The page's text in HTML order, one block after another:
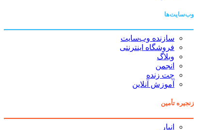
وب‌سایت‌ها
سازنده وب‌سایت
فروشگاه اینترنتی
وبلاگ
انجمن
چت زنده
آموزش آنلاین
زنجیره تأمین
انبار